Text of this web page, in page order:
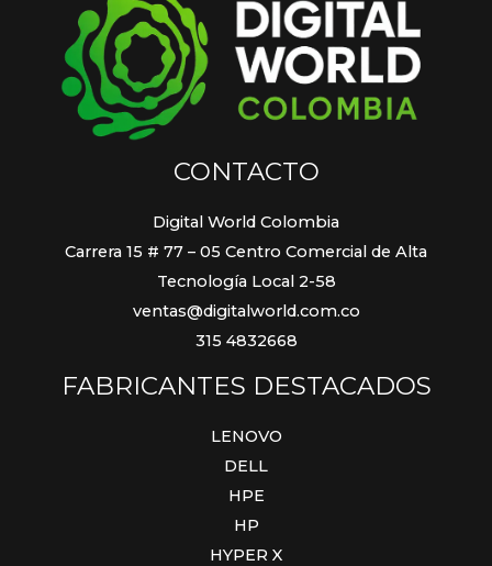
CONTACTO
Digital World Colombia
Carrera 15 # 77 – 05 Centro Comercial de Alta
Tecnología Local 2-58
ventas@digitalworld.com.co
315 4832668
FABRICANTES DESTACADOS
LENOVO
DELL
HPE
HP
HYPER X